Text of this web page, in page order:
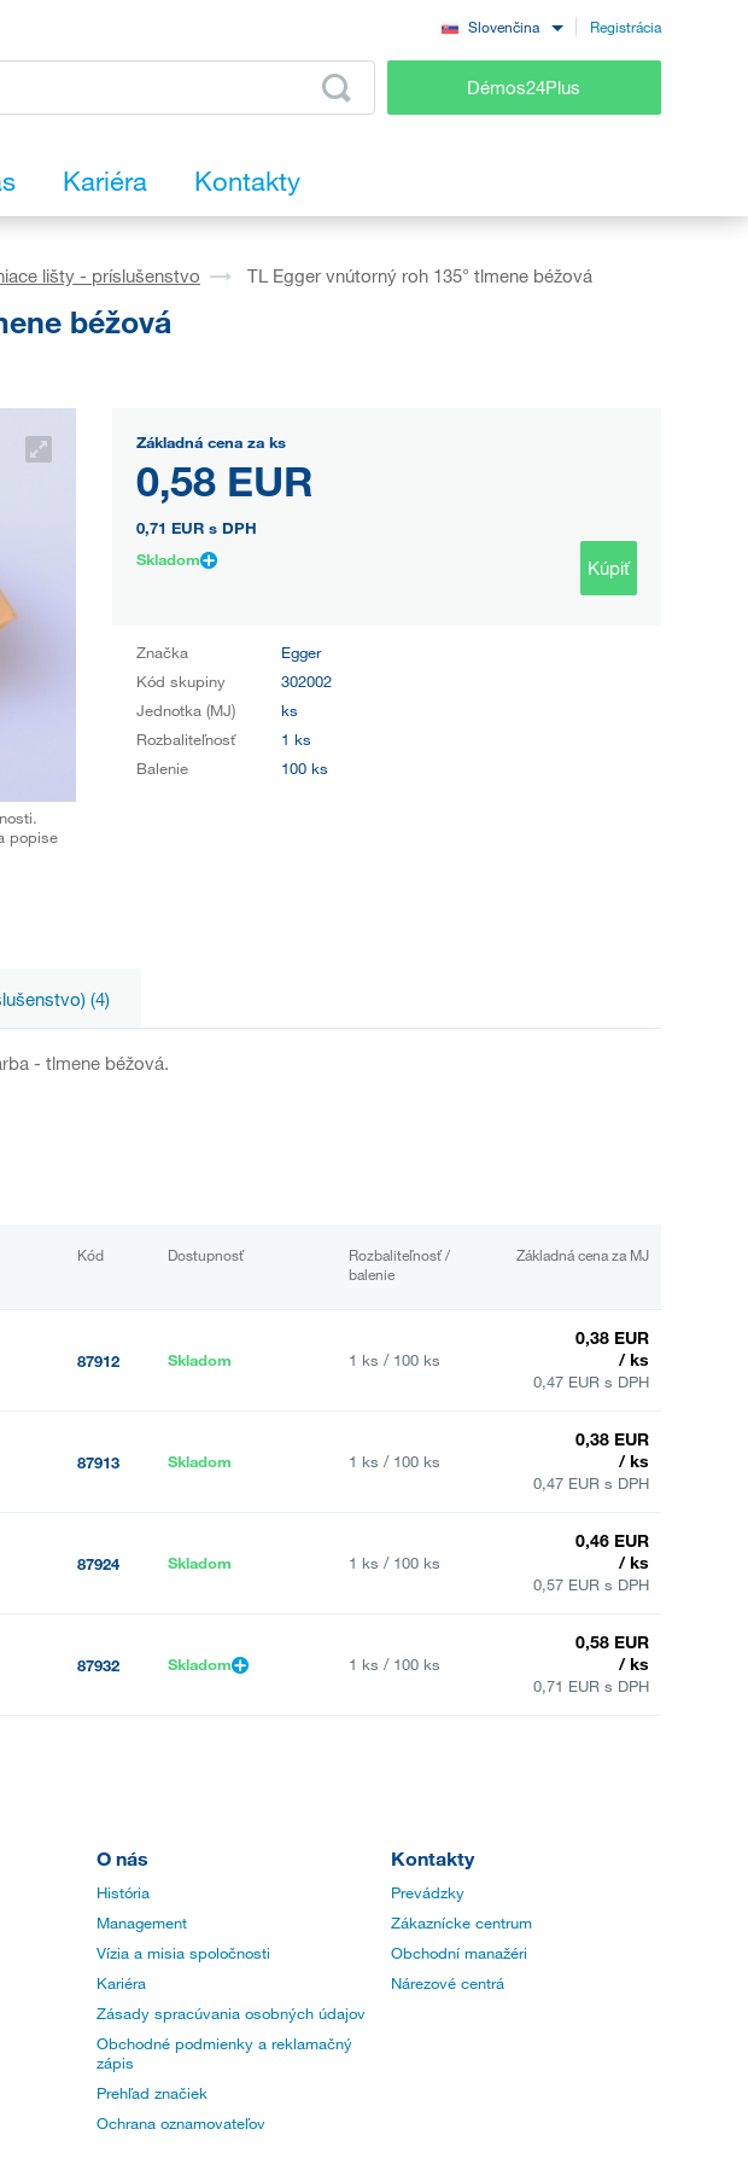
Slovenčina Registrácia
Démos24Plus
Kariéra Kontakty
lišty - príslušenstvo TL Egger vnútorný roh 135° tlmene béžová
béžová
popise
Základná cena za ks
0,58 EUR
0,71 EUR s DPH
Skladom
Kúpiť
Značka
Egger
Kód skupiny
302002
Jednotka (MJ)
ks
Rozbaliteľnosť
1 ks
Balenie
100 ks
(4)
- tlmene béžová.
Kód Dostupnosť
Rozbaliteľnosť /
balenie
Základná cena za MJ
87912 Skladom 1 ks / 100 ks
0,38 EUR
/ ks
0,47 EUR s DPH
87913 Skladom 1 ks / 100 ks
0,38 EUR
/ ks
0,47 EUR s DPH
87924 Skladom 1 ks / 100 ks
0,46 EUR
/ ks
0,57 EUR s DPH
87932 Skladom 1 ks / 100 ks
0,58 EUR
/ ks
0,71 EUR s DPH
O nás
História
Management
Vízia a misia spoločnosti
Kariéra
Zásady spracúvania osobných údajov
Obchodné podmienky a reklamačný
zápis
Prehľad značiek
Ochrana oznamovateľov
Kontakty
Prevádzky
Zákaznícke centrum
Obchodní manažéri
Nárezové centrá